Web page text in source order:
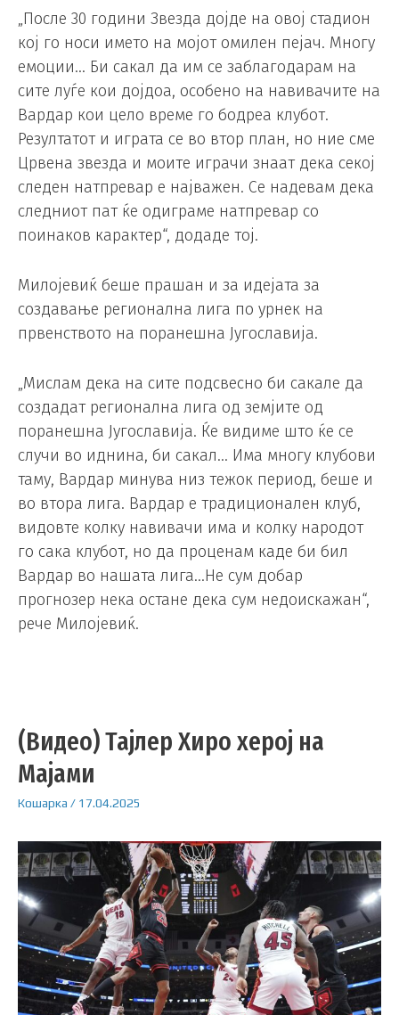
„После 30 години Звезда дојде на овој стадион
кој го носи името на мојот омилен пејач. Многу
емоции… Би сакал да им се заблагодарам на
сите луѓе кои дојдоа, особено на навивачите на
Вардар кои цело време го бодреа клубот.
Резултатот и играта се во втор план, но ние сме
Црвена звезда и моите играчи знаат дека секој
следен натпревар е најважен. Се надевам дека
следниот пат ќе одиграме натпревар со
поинаков карактер“, додаде тој.
Милојевиќ беше прашан и за идејата за
создавање регионална лига по урнек на
првенството на поранешна Југославија.
„Мислам дека на сите подсвесно би сакале да
создадат регионална лига од земјите од
поранешна Југославија. Ќе видиме што ќе се
случи во иднина, би сакал… Има многу клубови
таму, Вардар минува низ тежок период, беше и
во втора лига. Вардар е традиционален клуб,
видовте колку навивачи има и колку народот
го сака клубот, но да проценам каде би бил
Вардар во нашата лига…Не сум добар
прогнозер нека остане дека сум недоискажан“,
рече Милојевиќ.
(Видео) Тајлер Хиро херој на
Мајами
Кошарка / 17.04.2025